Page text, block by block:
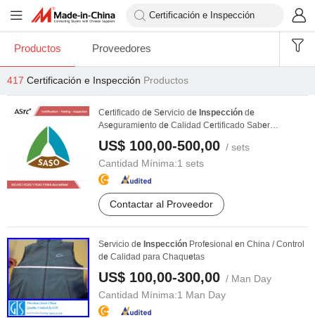
Productos Proveedores
417 Certificación e Inspección Productos
Certificado de Servicio de Inspección de
Aseguramiento de Calidad Certificado Saber
spacho d
US$ 100,00-500,00 / sets
Cantidad Mínima:1 sets
Contactar al Proveedor
Servicio de Inspección Profesional en China / Control
de Calidad para Chaquetas
US$ 100,00-300,00 / Man Day
Cantidad Mínima:1 Man Day